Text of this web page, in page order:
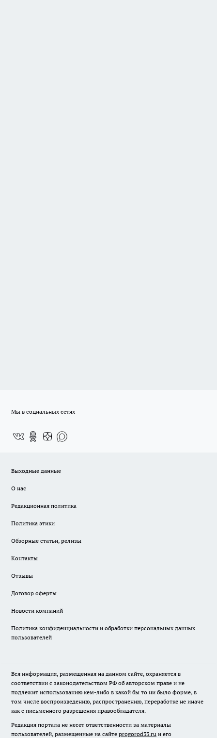
Мы в социальных сетях
Выходные данные
О нас
Редакционная политика
Политика этики
Обзорные статьи, релизы
Контакты
Отзывы
Договор оферты
Новости компаний
Политика конфиденциальности и обработки персональных данных
пользователей
Вся информация, размещенная на данном сайте, охраняется в
соответствии с законодательством РФ об авторском праве и не
подлежит использованию кем-либо в какой бы то ни было форме, в
том числе воспроизведению, распространению, переработке не иначе
как с письменного разрешения правообладателя.
Редакция портала не несет ответственности за материалы
пользователей, размещенные на сайте progorod33.ru и его